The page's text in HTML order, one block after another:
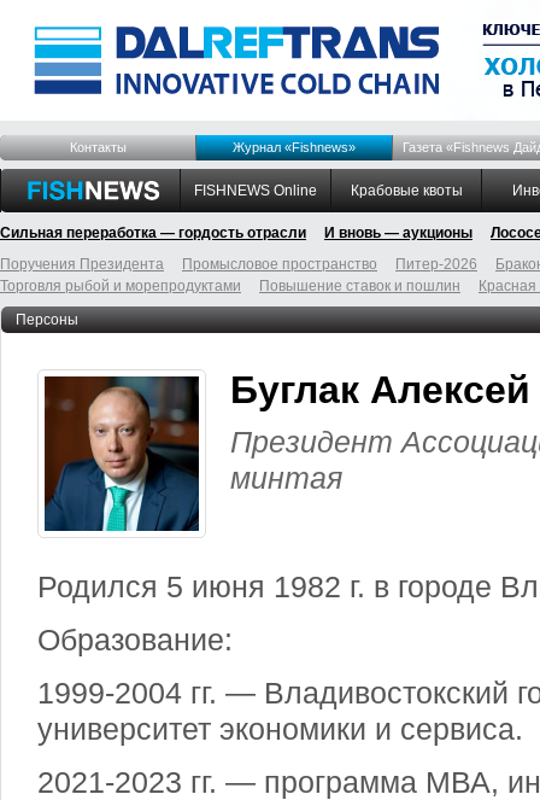
Контакты Журнал «Fishnews» Газета «Fishnews
FISHNEWS Online Крабовые квоты
Сильная переработка — гордость отрасли И вновь — аукционы
Поручения Президента
Промысловое пространство Питер-2026
Торговля рыбой и морепродуктами
Повышение ставок и пошлин
Персоны
Буглак
Президент
минтая
Родился 5 июня 1982 г. в городе
Образование:
1999-2004 гг. — Владивостокский
университет экономики и сервиса.
2021-2023 гг. — программа МВА,